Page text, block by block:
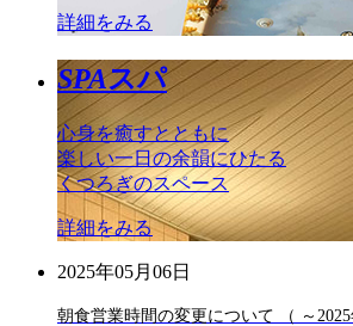
詳細をみる
SPAスパ
心身を癒すとともに
楽しい一日の余韻にひたる
くつろぎのスペース
詳細をみる
2025年05月06日
朝食営業時間の変更について （ ～2025